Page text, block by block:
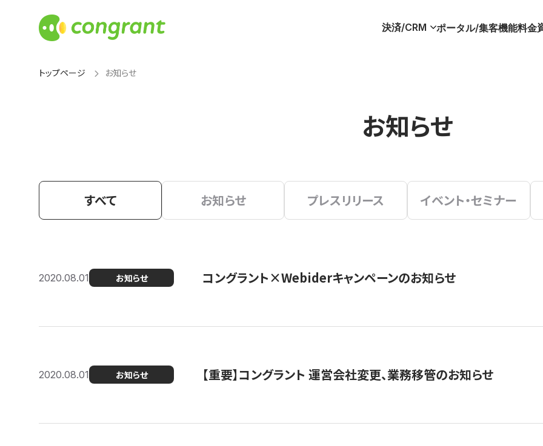
決済/CRM ポータル/集客機能料金
トップページ お知らせ
お知らせ
すべて お知らせ プレスリリース イベント・セミナー
2020.08.01 お知らせ コングラント×Webiderキャンペーンのお知らせ
2020.08.01 お知らせ 【重要】コングラント 運営会社変更、業務移管のお知らせ